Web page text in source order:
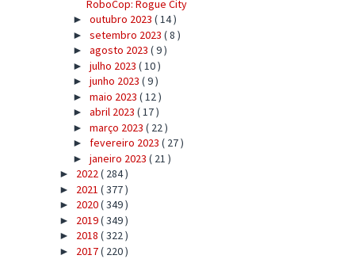
RoboCop: Rogue City
► outubro 2023 ( 14 )
► setembro 2023 ( 8 )
► agosto 2023 ( 9 )
► julho 2023 ( 10 )
► junho 2023 ( 9 )
► maio 2023 ( 12 )
► abril 2023 ( 17 )
► março 2023 ( 22 )
► fevereiro 2023 ( 27 )
► janeiro 2023 ( 21 )
► 2022( 284 )
► 2021 ( 377 )
► 2020( 349 )
► 2019( 349 )
► 2018 ( 322 )
► 2017( 220 )